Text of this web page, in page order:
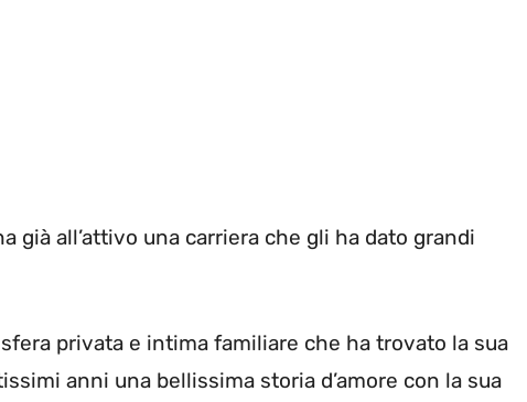
già all’attivo una carriera che gli ha dato grandi
privata e intima familiare che ha trovato la sua
anni una bellissima storia d’amore con la sua